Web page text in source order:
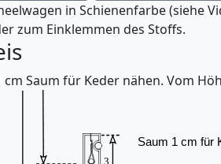
in Schienenfarbe (siehe
zum Einklemmen des Stoffs.
Saum für Keder nähen. Vom